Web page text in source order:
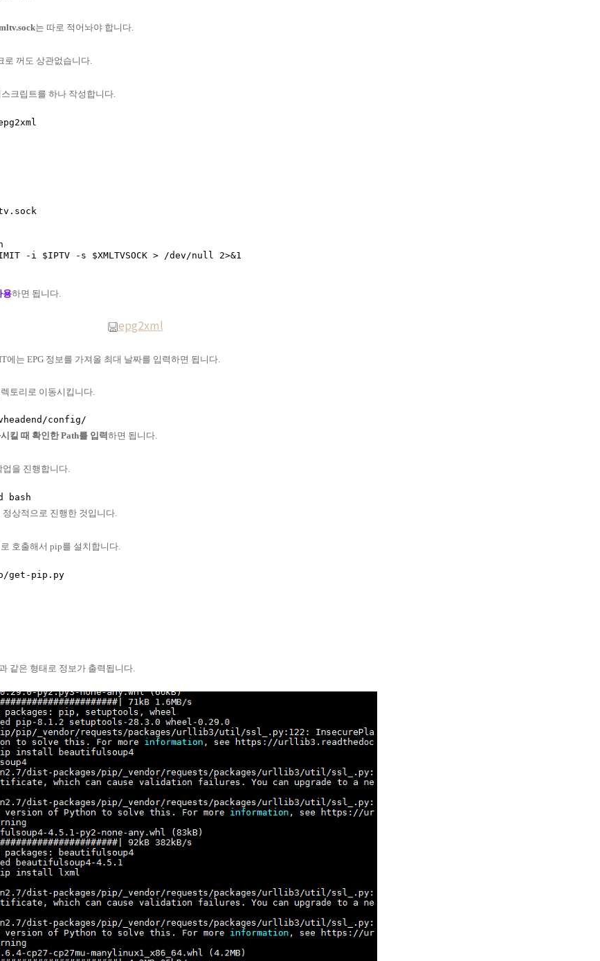
는 따로 적어놔야 합니다.
로 꺼도 상관없습니다.
크립트를 하나 작성합니다.
용하면 됩니다.
epg2xml
는 EPG 정보를 가져올 최대 날짜를 입력하면 됩니다.
토리로 이동시킵니다.
킬 때 확인한 Path를 입력 하면 됩니다.
업을 진행합니다.
상적으로 진행한 것입니다.
호출해서 pip를 설치합니다.
get-pip.py
같은 형태로 정보가 출력됩니다.